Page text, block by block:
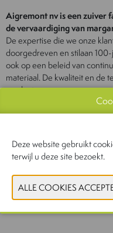
Aigremont nv is een zuiver
de vervaardiging van
De expertise die we onze
doorgedreven en stilaan
ook op een beleid van
materiaal. De kwaliteit en de
producten vormen, samen
dienstverlening aan onze
dat in onze hele sector
WEBSITE CATALOGUS
PRODUCTGROEP
Deze website gebruikt
terwijl u deze site bezoekt.